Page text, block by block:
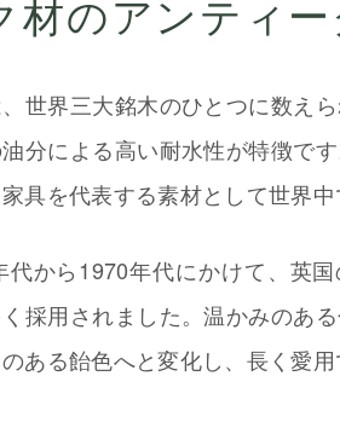
材のアンティ
世界三大銘木のひとつに数え
分による高い耐水性が特徴で
具を代表する素材として世界中
代から1970年代にかけて、英
採用されました。温かみのあ
ある飴色へと変化し、長く愛用